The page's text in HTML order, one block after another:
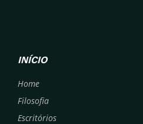
INÍCIO
Home
Filosofia
Escritórios